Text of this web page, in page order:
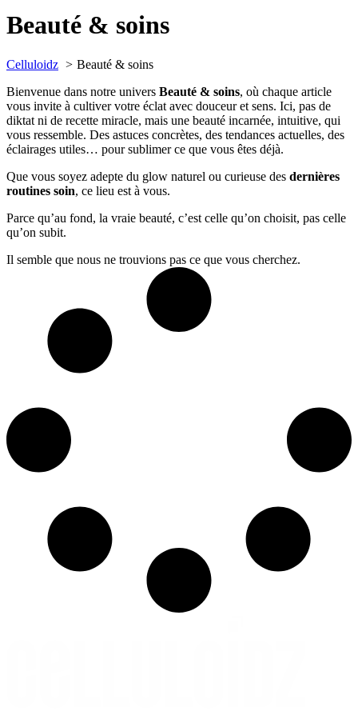
Beauté & soins
Celluloidz
Beauté & soins
Bienvenue dans notre univers Beauté & soins, où chaque article
vous invite à cultiver votre éclat avec douceur et sens. Ici, pas de
diktat ni de recette miracle, mais une beauté incarnée, intuitive, qui
vous ressemble. Des astuces concrètes, des tendances actuelles, des
éclairages utiles… pour sublimer ce que vous êtes déjà.
Que vous soyez adepte du glow naturel ou curieuse des dernières
routines soin, ce lieu est à vous.
Parce qu’au fond, la vraie beauté, c’est celle qu’on choisit, pas celle
qu’on subit.
Il semble que nous ne trouvions pas ce que vous cherchez.